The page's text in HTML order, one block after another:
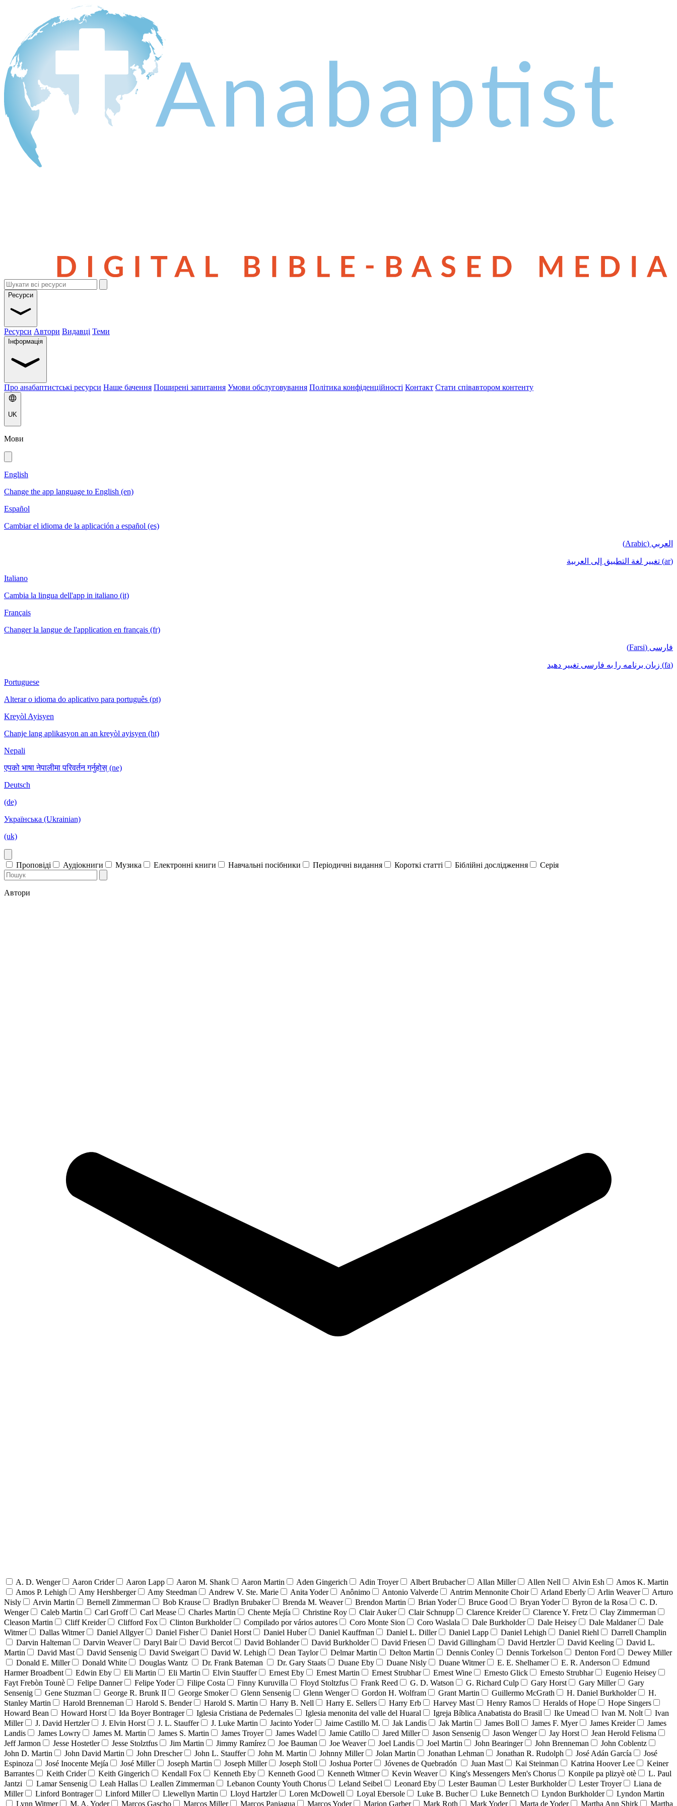
Ресурси
Ресурси Автори Видавці Теми
Інформація
Про анабаптистські ресурси Наше бачення Поширені запитання Умови обслуговування Політика конфіденційності Контакт Стати співавтором контенту
UK
Мови
English
Change the app language to English (en)
Español
Cambiar el idioma de la aplicación a español (es)
العربي (Arabic)
(ar) تغيير لغة التطبيق إلى العربية
Italiano
Cambia la lingua dell'app in italiano (it)
Français
Changer la langue de l'application en français (fr)
فارسی (Farsi)
(fa) زبان برنامه را به فارسی تغییر دهید
Portuguese
Alterar o idioma do aplicativo para português (pt)
Kreyòl Ayisyen
Chanje lang aplikasyon an an kreyòl ayisyen (ht)
Nepali
एपको भाषा नेपालीमा परिवर्तन गर्नुहोस् (ne)
Deutsch
(de)
Українська (Ukrainian)
(uk)
Проповіді Аудіокниги Музика Електронні книги Навчальні посібники Періодичні видання Короткі статті Біблійні дослідження Серія
Автори
A. D. Wenger Aaron Crider Aaron Lapp Aaron M. Shank Aaron Martin Aden Gingerich Adin Troyer Albert Brubacher Allan Miller Allen Nell Alvin Esh
Amos K. Martin
Amos P. Lehigh
Amy Hershberger Amy Steedman Andrew V. Ste. Marie Anita Yoder Anônimo Antonio Valverde Antrim Mennonite Choir Arland Eberly Arlin Weaver
Arturo
Nisly
Arvin Martin Bernell Zimmerman Bob Krause Bradlyn Brubaker Brenda M. Weaver Brendon Martin Brian Yoder Bruce Good Bryan Yoder Byron de la Rosa
C. D.
Wenger
Caleb Martin Carl Groff Carl Mease Charles Martin Chente Mejía Christine Roy Clair Auker Clair Schnupp Clarence Kreider Clarence Y. Fretz
Clay Zimmerman
Cleason Martin
Cliff Kreider Clifford Fox Clinton Burkholder Compilado por vários autores Coro Monte Sion Coro Waslala Dale Burkholder Dale Heisey Dale Maldaner
Dale
Witmer
Dallas Witmer Daniel Allgyer Daniel Fisher Daniel Horst Daniel Huber Daniel Kauffman Daniel L. Diller Daniel Lapp Daniel Lehigh Daniel Riehl
Darrell Champlin
Darvin Halteman
Darvin Weaver Daryl Bair David Bercot David Bohlander David Burkholder David Friesen David Gillingham David Hertzler David Keeling
David L.
Martin
David Mast David Sensenig David Sweigart David W. Lehigh Dean Taylor Delmar Martin Delton Martin Dennis Conley Dennis Torkelson Denton Ford
Dewey Miller
Donald E. Miller
Donald White Douglas Wantz Dr. Frank Bateman Dr. Gary Staats Duane Eby Duane Nisly Duane Witmer E. E. Shelhamer E. R. Anderson
Edmund
Harmer Broadbent
Edwin Eby Eli Martin Eli Martin Elvin Stauffer Ernest Eby Ernest Martin Ernest Strubhar Ernest Wine Ernesto Glick Ernesto Strubhar
Eugenio Heisey
Fayt Frebòn Tounè
Felipe Danner Felipe Yoder Filipe Costa Finny Kuruvilla Floyd Stoltzfus Frank Reed G. D. Watson G. Richard Culp Gary Horst Gary Miller
Gary
Sensenig
Gene Stuzman George R. Brunk II George Smoker Glenn Sensenig Glenn Wenger Gordon H. Wolfram Grant Martin Guillermo McGrath H. Daniel Burkholder
H.
Stanley Martin
Harold Brenneman Harold S. Bender Harold S. Martin Harry B. Nell Harry E. Sellers Harry Erb Harvey Mast Henry Ramos Heralds of Hope
Hope Singers
Howard Bean
Howard Horst Ida Boyer Bontrager Iglesia Cristiana de Pedernales Iglesia menonita del valle del Huaral Igreja Bíblica Anabatista do Brasil Ike Umead Ivan M. Nolt
Ivan
Miller
J. David Hertzler J. Elvin Horst J. L. Stauffer J. Luke Martin Jacinto Yoder Jaime Castillo M. Jak Landis Jak Martin James Boll James F. Myer James Kreider
James
Landis
James Lowry James M. Martin James S. Martin James Troyer James Wadel Jamie Catillo Jared Miller Jason Sensenig Jason Wenger Jay Horst
Jean Herold Felisma
Jeff Jarmon
Jesse Hostetler Jesse Stolztfus Jim Martin Jimmy Ramírez Joe Bauman Joe Weaver Joel Landis Joel Martin John Bearinger John Brenneman
John Coblentz
John D. Martin
John David Martin John Drescher John L. Stauffer John M. Martin Johnny Miller Jolan Martin Jonathan Lehman Jonathan R. Rudolph José Adán García
José
Espinoza
José Inocente Mejía José Miller Joseph Martin Joseph Miller Joseph Stoll Joshua Porter Jóvenes de Quebradón Juan Mast Kai Steinman Katrina Hoover Lee
Keiner
Barrantes
Keith Crider Keith Gingerich Kendall Fox Kenneth Eby Kenneth Good Kenneth Witmer Kevin Weaver King's Messengers Men's Chorus Konpile pa plizyè otè
L. Paul
Jantzi
Lamar Sensenig Leah Hallas Leallen Zimmerman Lebanon County Youth Chorus Leland Seibel Leonard Eby Lester Bauman Lester Burkholder Lester Troyer
Liana de
Miller
Linford Bontrager Linford Miller Llewellyn Martin Lloyd Hartzler Loren McDowell Loyal Ebersole Luke B. Bucher Luke Bennetch Lyndon Burkholder
Lyndon Martin
Lynn Witmer
M. A. Yoder Marcos Gascho Marcos Miller Marcos Paniagua Marcos Yoder Marion Garber Mark Roth Mark Yoder Marta de Yoder Martha Ann Shirk Martha